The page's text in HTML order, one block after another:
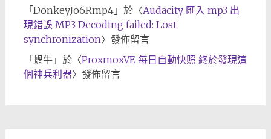
「 DonkeyJo6Rmp4」於〈Audacity 匯入 mp3 出
現錯誤 MP3 Decoding failed: Lost
synchronization〉發佈留言
「 蝸牛」於〈ProxmoxVE 每日自動快照 終於發現這
個神兵利器〉發佈留言